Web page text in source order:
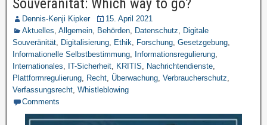
Souveränität: Which way to go?
Dennis-Kenji Kipker
15. April 2021
Aktuelles, Allgemein, Behörden, Datenschutz, Digitale
Souveränität, Digitalisierung, Ethik, Forschung, Gesetzgebung,
Informationelle Selbstbestimmung, Informationsregulierung,
Internationales, IT-Sicherheit, KRITIS, Nachrichtendienste,
Plattformregulierung, Recht, Überwachung, Verbraucherschutz,
Verfassungsrecht, Whistleblowing
Comments